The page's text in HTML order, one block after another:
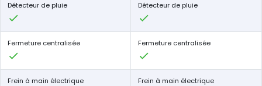
Détecteur de pluie Détecteur de pluie
Fermeture centralisée Fermeture centralisée
Frein à main électrique Frein à main électrique